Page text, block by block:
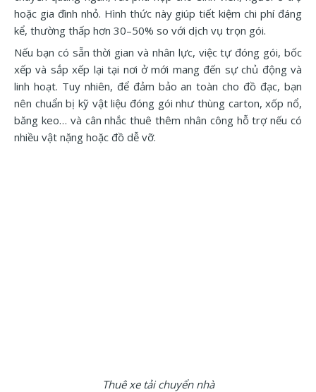
hoặc gia đình nhỏ. Hình thức này giúp tiết kiệm chi phí đáng
kể, thường thấp hơn 30–50% so với dịch vụ trọn gói.
Nếu bạn có sẵn thời gian và nhân lực, việc tự đóng gói, bốc
xếp và sắp xếp lại tại nơi ở mới mang đến sự chủ động và
linh hoạt. Tuy nhiên, để đảm bảo an toàn cho đồ đạc, bạn
nên chuẩn bị kỹ vật liệu đóng gói như thùng carton, xốp nổ,
băng keo… và cân nhắc thuê thêm nhân công hỗ trợ nếu có
nhiều vật nặng hoặc đồ dễ vỡ.
Thuê xe tải chuyển nhà